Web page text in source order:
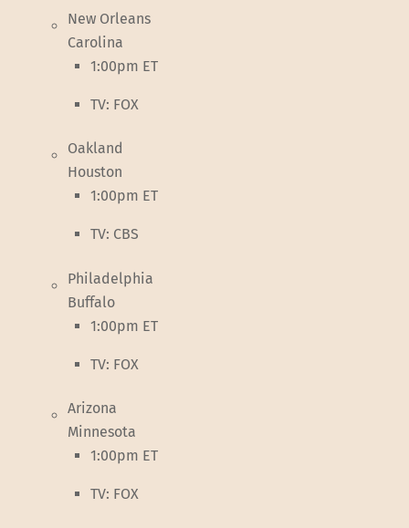
New Orleans
Carolina
1:00pm ET
TV: FOX
Oakland
Houston
1:00pm ET
TV: CBS
Philadelphia
Buffalo
1:00pm ET
TV: FOX
Arizona
Minnesota
1:00pm ET
TV: FOX